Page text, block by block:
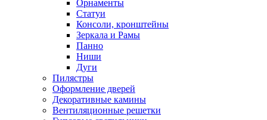
Орнаменты
Статуи
Консоли, кронштейны
Зеркала и Рамы
Панно
Ниши
Дуги
Пилястры
Оформление дверей
Декоративные камины
Вентиляционные решетки